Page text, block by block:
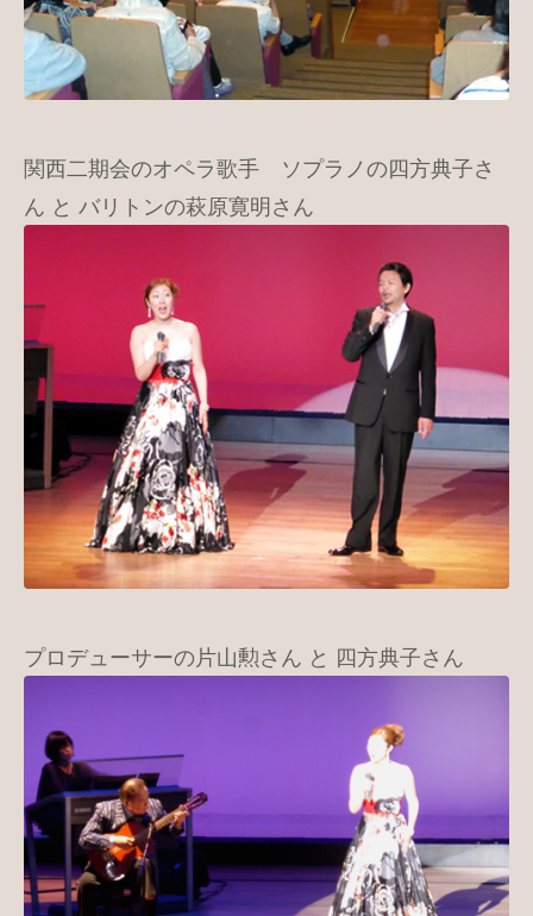
関西二期会のオペラ歌手 ソプラノの四方典子さ
ん と バリトンの萩原寛明さん
プロデューサーの片山勲さん と 四方典子さん